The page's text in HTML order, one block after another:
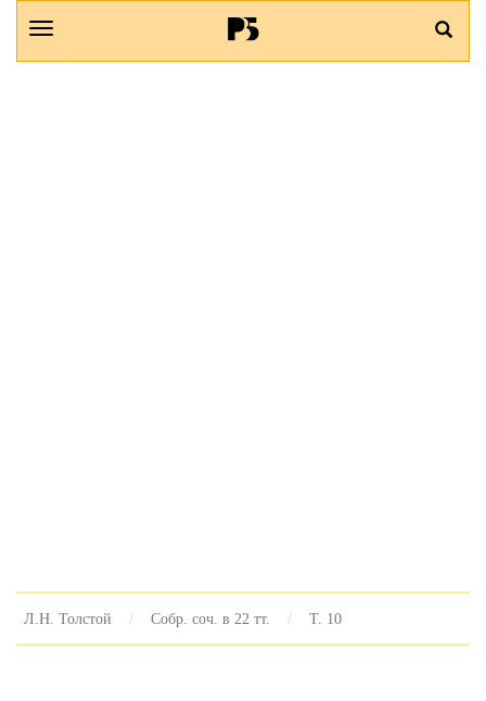
Л.Н. Толстой Собр. соч. в 22 тт. Т. 10